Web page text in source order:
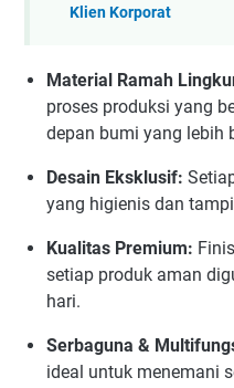
Klien Korporat
Material Ramah
proses produksi yang
depan bumi yang lebih
Desain Eksklusif:
yang higienis dan
Kualitas Premium:
setiap produk aman
hari.
Serbaguna &
ideal untuk menemani